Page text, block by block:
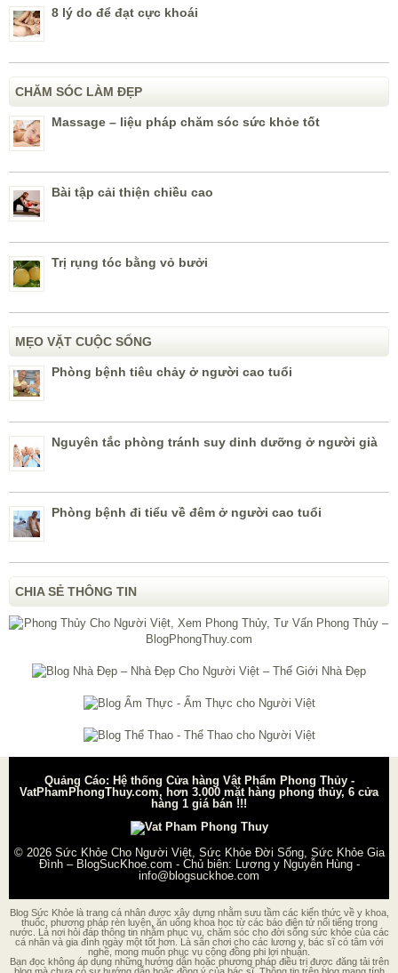
8 lý do để đạt cực khoái
CHĂM SÓC LÀM ĐẸP
Massage – liệu pháp chăm sóc sức khỏe tốt
Bài tập cải thiện chiều cao
Trị rụng tóc bằng vỏ bưởi
MẸO VẶT CUỘC SỐNG
Phòng bệnh tiêu chảy ở người cao tuổi
Nguyên tắc phòng tránh suy dinh dưỡng ở người già
Phòng bệnh đi tiểu về đêm ở người cao tuổi
CHIA SẺ THÔNG TIN
Quảng Cáo: Hệ thống Cửa hàng Vật Phẩm Phong Thủy -
VatPhamPhongThuy.com, hơn 3.000 mặt hàng phong thủy, 6 cửa
hàng 1 giá bán !!!
© 2026 Sức Khỏe Cho Người Việt, Sức Khỏe Đời Sống, Sức Khỏe Gia
Đình – BlogSucKhoe.com - Chủ biên: Lương y Nguyễn Hùng-
info@blogsuckhoe.com
Blog Sức Khỏe là trang cá nhân được xây dựng nhằm sưu tầm các kiến thức về y khoa,
thuốc, phương pháp rèn luyện, ăn uống khoa học từ các báo điện tử nổi tiếng trong
nước. Là nơi hỏi đáp thông tin nhằm phục vụ, chăm sóc cho đời sống sức khỏe của các
cá nhân và gia đình ngày một tốt hơn. Là sân chơi cho các lương y, bác sĩ có tâm với
nghề, mong muốn phục vụ cộng đồng phi lợi nhuận.
Bạn đọc không áp dụng những hướng dẫn hoặc phương pháp điều trị được đăng tải trên